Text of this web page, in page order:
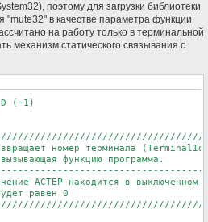
поэтому для загрузки библиотеки
"mute32" в качестве параметра функции
на работу только в терминальной
механизм статического связывания с
(-1)
номер терминала
функцию программа.
АСТЕР находится в выключенном
равен 0